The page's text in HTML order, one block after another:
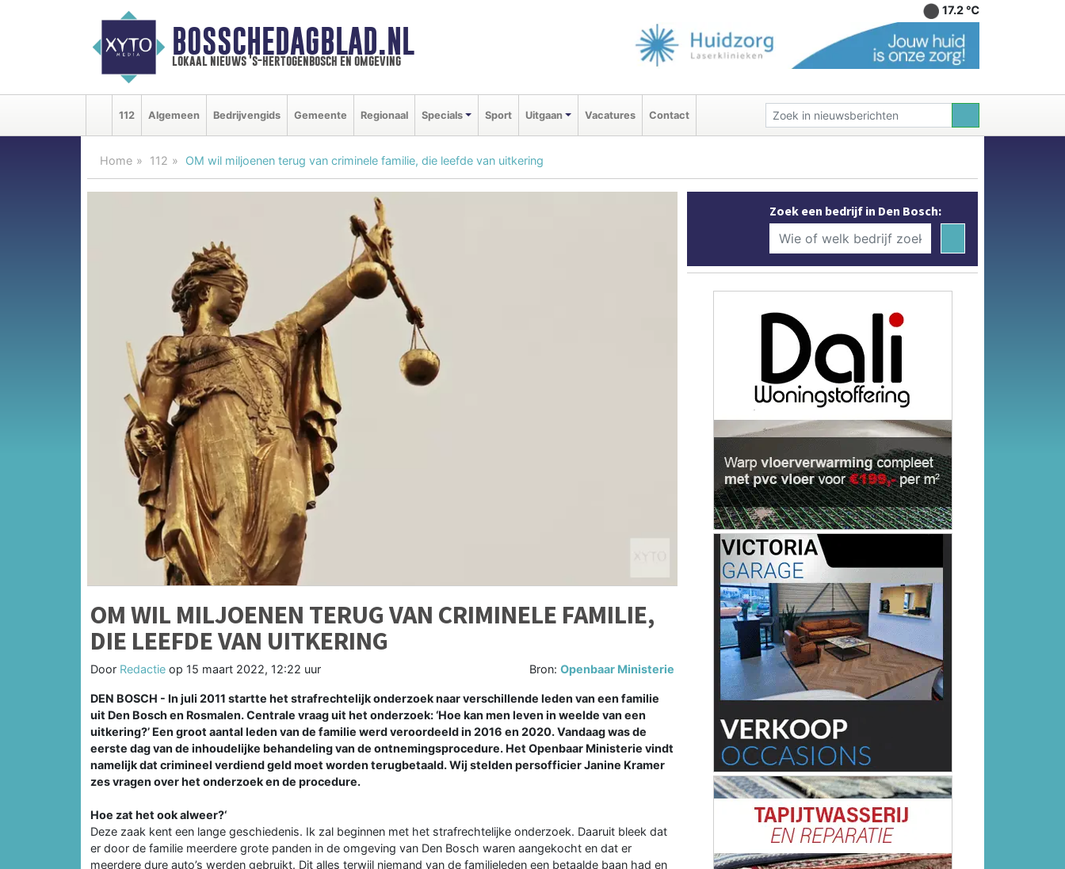
BOSSCHEDAGBLAD.NL
lokaal nieuws 's-hertogenbosch en omgeving
17.2 ℃
112 Algemeen Bedrijvengids Gemeente Regionaal Specials Sport Uitgaan Vacatures Contact
Home 112 OM wil miljoenen terug van criminele familie, die leefde van uitkering
OM WIL MILJOENEN TERUG VAN CRIMINELE FAMILIE,
DIE LEEFDE VAN UITKERING
Door Redactie op 15 maart 2022, 12:22 uur Bron:Openbaar Ministerie
DEN BOSCH - In juli 2011 startte het strafrechtelijk onderzoek naar verschillende leden van een familie
uit Den Bosch en Rosmalen. Centrale vraag uit het onderzoek: ‘Hoe kan men leven in weelde van een
uitkering?’ Een groot aantal leden van de familie werd veroordeeld in 2016 en 2020. Vandaag was de
eerste dag van de inhoudelijke behandeling van de ontnemingsprocedure. Het Openbaar Ministerie vindt
namelijk dat crimineel verdiend geld moet worden terugbetaald. Wij stelden persofficier Janine Kramer
zes vragen over het onderzoek en de procedure.
Hoe zat het ook alweer?‘
Deze zaak kent een lange geschiedenis. Ik zal beginnen met het strafrechtelijke onderzoek. Daaruit bleek dat
er door de familie meerdere grote panden in de omgeving van Den Bosch waren aangekocht en dat er
meerdere dure auto’s werden gebruikt. Dit alles terwijl niemand van de familieleden een betaalde baan had en
Zoek een bedrijf in Den Bosch: